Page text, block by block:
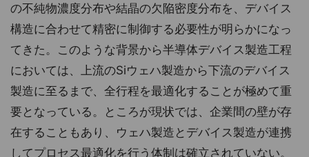
の不純物濃度分布や結晶の欠陥密度分布を、デバイス
構造に合わせて精密に制御する必要性が明らかになっ
てきた。このような背景から半導体デバイス製造工程
においては、上流のSiウェハ製造から下流のデバイス
製造に至るまで、全行程を最適化することが極めて重
要となっている。ところが現状では、企業間の壁が存
在することもあり、ウェハ製造とデバイス製造が連携
してプロセス最適化を行う体制は確立されていない。